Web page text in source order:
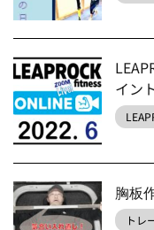
イン
胸板
トレ